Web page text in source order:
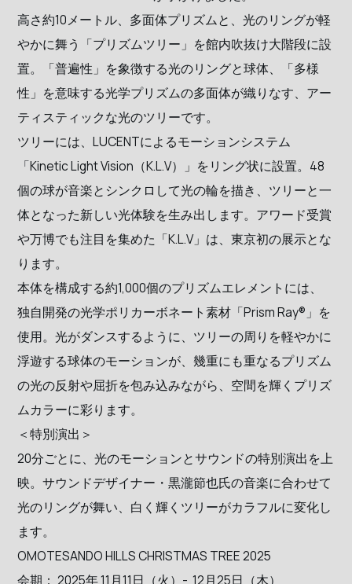
高さ約10メートル、多面体プリズムと、光のリングが軽
やかに舞う「プリズムツリー」を館内吹抜け大階段に設
置。「普遍性」を象徴する光のリングと球体、「多様
性」を意味する光学プリズムの多面体が織りなす、アー
ティスティックな光のツリーです。
ツリーには、LUCENTによるモーションシステム
「Kinetic Light Vision（K.L.V）」をリング状に設置。48
個の球が音楽とシンクロして光の輪を描き、ツリーと一
体となった新しい光体験を生み出します。アワード受賞
や万博でも注目を集めた「K.L.V」は、東京初の展示とな
ります。
本体を構成する約1,000個のプリズムエレメントには、
独自開発の光学ポリカーボネート素材「Prism Ray®」を
使用。光がダンスするように、ツリーの周りを軽やかに
浮遊する球体のモーションが、幾重にも重なるプリズム
の光の反射や屈折を包み込みながら、空間を輝くプリズ
ムカラーに彩ります。
＜特別演出＞
20分ごとに、光のモーションとサウンドの特別演出を上
映。サウンドデザイナー・黒瀧節也氏の音楽に合わせて
光のリングが舞い、白く輝くツリーがカラフルに変化し
ます。
OMOTESANDO HILLS CHRISTMAS TREE 2025
会期： 2025年 11月11日（火）- 12月25日（木）